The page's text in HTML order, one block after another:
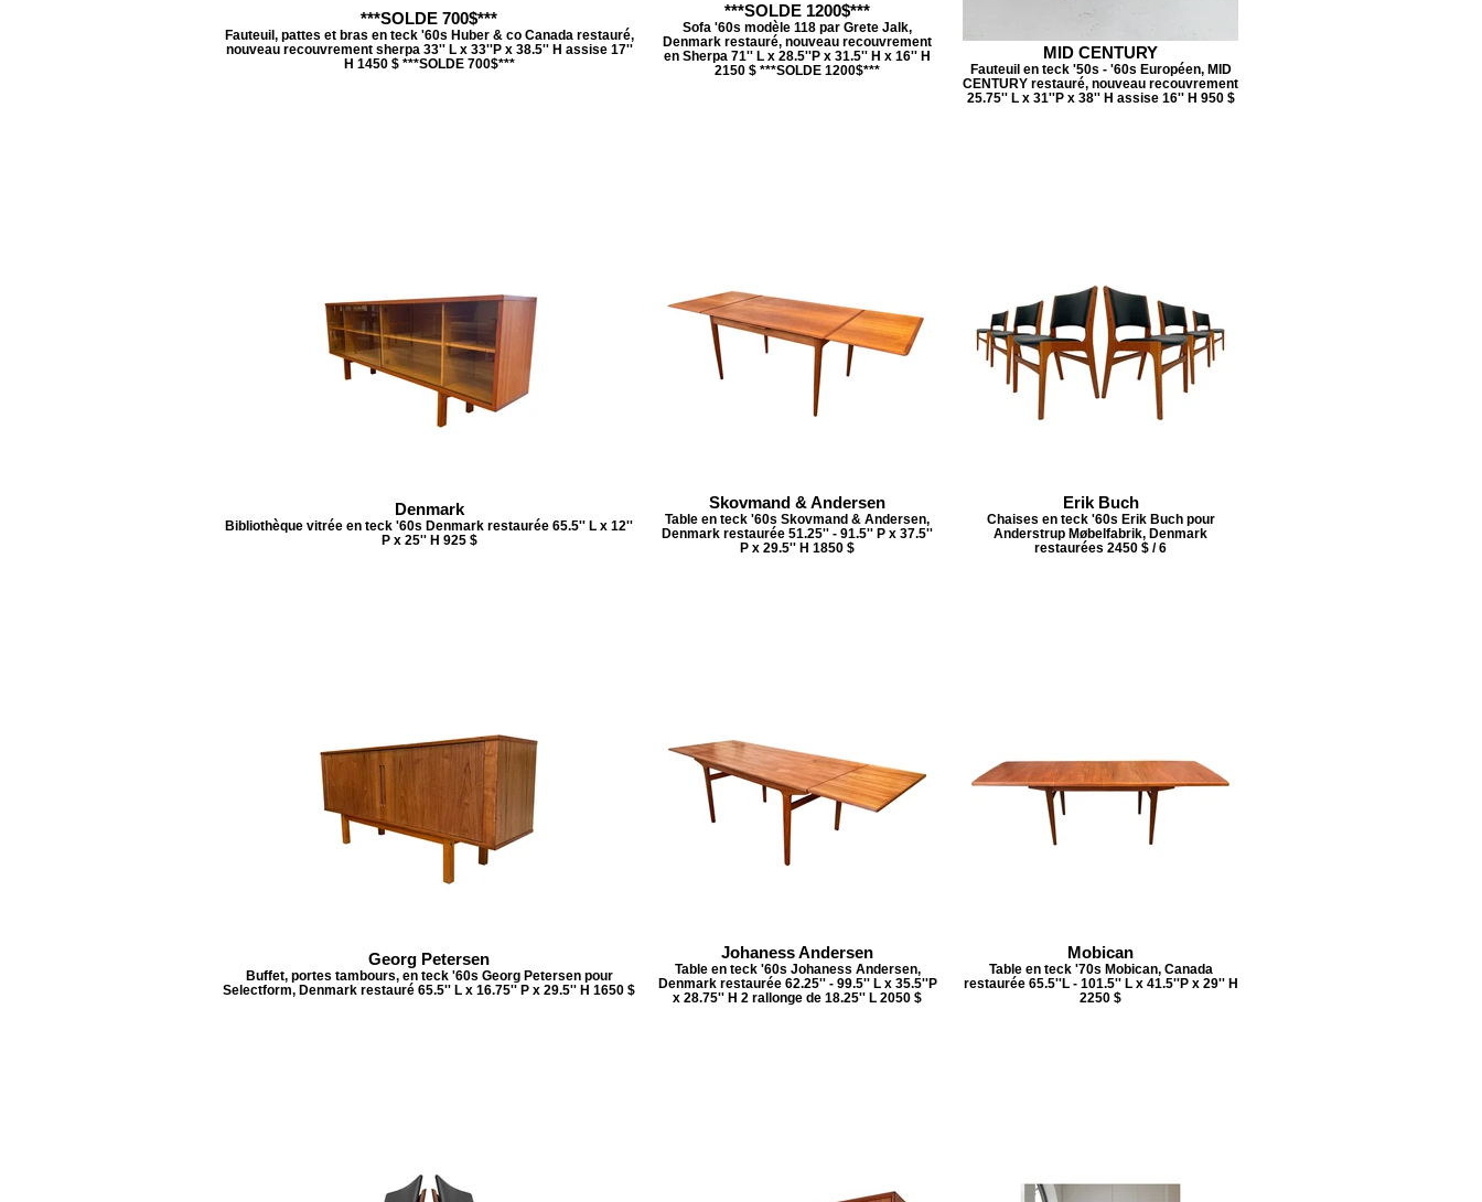
***SOLDE 700$***
Fauteuil, pattes et bras en teck '60s Huber & co Canada restauré,
nouveau recouvrement sherpa 33'' L x 33''P x 38.5'' H assise 17''
H 1450 $ ***SOLDE 700$***
***SOLDE 1200$***
Sofa '60s modèle 118 par Grete Jalk,
Denmark restauré, nouveau recouvrement
en Sherpa 71'' L x 28.5''P x 31.5'' H x 16'' H
2150 $ ***SOLDE 1200$***
MID CENTURY
Fauteuil en teck '50s - '60s Européen, MID
CENTURY restauré, nouveau recouvrement
25.75'' L x 31''P x 38'' H assise 16'' H 950 $
Denmark
Bibliothèque vitrée en teck '60s Denmark restaurée 65.5'' L x 12''
P x 25'' H 925 $
Skovmand & Andersen
Table en teck '60s Skovmand & Andersen,
Denmark restaurée 51.25'' - 91.5'' P x 37.5''
P x 29.5'' H 1850 $
Erik Buch
Chaises en teck '60s Erik Buch pour
Anderstrup Møbelfabrik, Denmark
restaurées 2450 $ / 6
Georg Petersen
Buffet, portes tambours, en teck '60s Georg Petersen pour
Selectform, Denmark restauré 65.5'' L x 16.75'' P x 29.5'' H 1650 $
Johaness Andersen
Table en teck '60s Johaness Andersen,
Denmark restaurée 62.25'' - 99.5'' L x 35.5''P
x 28.75'' H 2 rallonge de 18.25'' L 2050 $
Mobican
Table en teck '70s Mobican, Canada
restaurée 65.5''L - 101.5'' L x 41.5''P x 29'' H
2250 $